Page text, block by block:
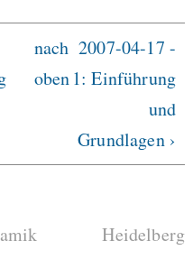
nach
oben
2007-04-17 -
1: Einführung
und
Grundlagen ›
Heidelberg
der Vermögenssteuer
GNU Taler ist,